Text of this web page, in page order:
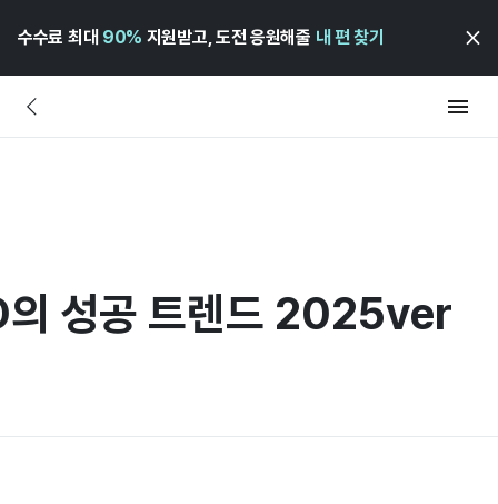
수수료 최대 90% 지원받고, 도전 응원해줄 내 편 찾기
성공 트렌드 2025ver